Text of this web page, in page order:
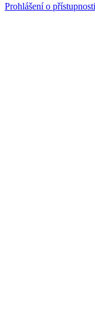
Prohlášení o přístupnosti